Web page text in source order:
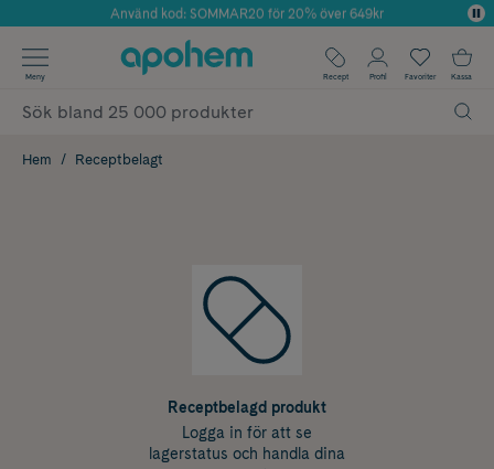
Årets Butik 2025 inom Skönhet
Använd kod: SOMMAR20 för 20% över 649kr
✓ Fri frakt
✓ Poäng på alla köp*
Meny Recept Profil Favoriter Kassa
Hem Receptbelagt
Receptbelagd produkt
Logga in för att se
lagerstatus och handla dina